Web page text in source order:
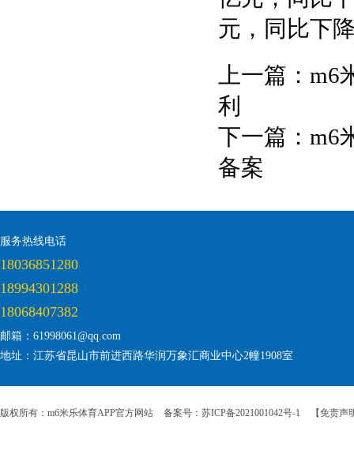
元，同比下
上一篇： m6
利
下一篇： m6
备案
服务热线电话
18036851280
18994301288
18068407382
邮箱：61998061@qq.com
地址：江苏省昆山市前进西路华润万象汇商业中心2幢1908室
版权所有：m6米乐体育APP官方网站 备案号：苏ICP备2021001042号-1 【免责声